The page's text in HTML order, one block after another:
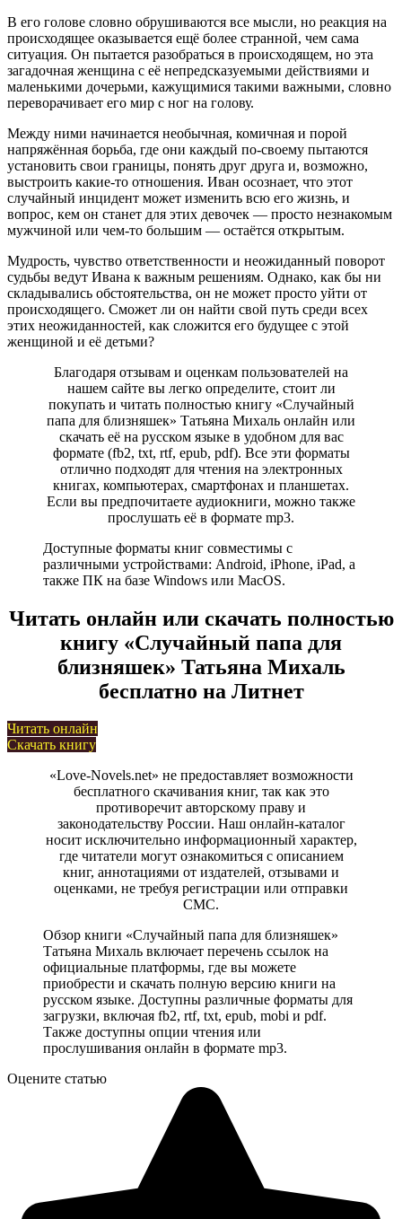
В его голове словно обрушиваются все мысли, но реакция на
происходящее оказывается ещё более странной, чем сама
ситуация. Он пытается разобраться в происходящем, но эта
загадочная женщина с её непредсказуемыми действиями и
маленькими дочерьми, кажущимися такими важными, словно
переворачивает его мир с ног на голову.
Между ними начинается необычная, комичная и порой
напряжённая борьба, где они каждый по-своему пытаются
установить свои границы, понять друг друга и, возможно,
выстроить какие-то отношения. Иван осознает, что этот
случайный инцидент может изменить всю его жизнь, и
вопрос, кем он станет для этих девочек — просто незнакомым
мужчиной или чем-то большим — остаётся открытым.
Мудрость, чувство ответственности и неожиданный поворот
судьбы ведут Ивана к важным решениям. Однако, как бы ни
складывались обстоятельства, он не может просто уйти от
происходящего. Сможет ли он найти свой путь среди всех
этих неожиданностей, как сложится его будущее с этой
женщиной и её детьми?
Благодаря отзывам и оценкам пользователей на
нашем сайте вы легко определите, стоит ли
покупать и читать полностью книгу «Случайный
папа для близняшек» Татьяна Михаль онлайн или
скачать её на русском языке в удобном для вас
формате (fb2, txt, rtf, epub, pdf). Все эти форматы
отлично подходят для чтения на электронных
книгах, компьютерах, смартфонах и планшетах.
Если вы предпочитаете аудиокниги, можно также
прослушать её в формате mp3.
Доступные форматы книг совместимы с
различными устройствами: Android, iPhone, iPad, а
также ПК на базе Windows или MacOS.
Читать онлайн или скачать полностью
книгу «Случайный папа для
близняшек» Татьяна Михаль
бесплатно на Литнет
Читать онлайн
Скачать книгу
«Love-Novels.net» не предоставляет возможности
бесплатного скачивания книг, так как это
противоречит авторскому праву и
законодательству России. Наш онлайн-каталог
носит исключительно информационный характер,
где читатели могут ознакомиться с описанием
книг, аннотациями от издателей, отзывами и
оценками, не требуя регистрации или отправки
СМС.
Обзор книги «Случайный папа для близняшек»
Татьяна Михаль включает перечень ссылок на
официальные платформы, где вы можете
приобрести и скачать полную версию книги на
русском языке. Доступны различные форматы для
загрузки, включая fb2, rtf, txt, epub, mobi и pdf.
Также доступны опции чтения или
прослушивания онлайн в формате mp3.
Оцените статью